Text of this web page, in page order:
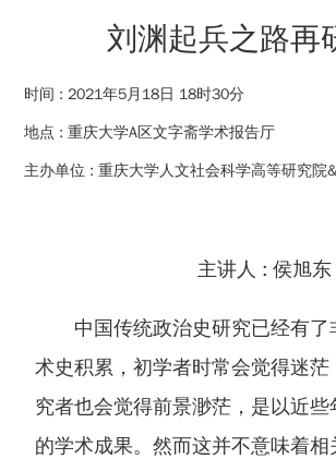
刘渊起兵之路再
时间 : 2021年5月18日 18时30分
地点 : 重庆大学A区文字斋学术报告厅
主办单位 : 重庆大学人文社会科学高等研究院
主讲人 : 侯旭东
中国传统政治史研究已经有了
术史积累，初学者时常会觉得迷茫
究者也会觉得前景渺茫，是以近
的学术成果。然而这并不意味着相